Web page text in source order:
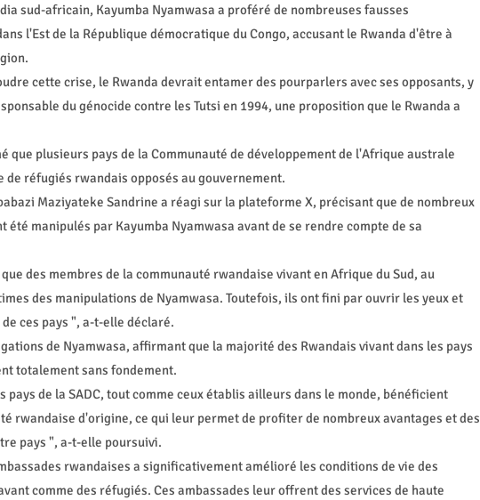
sud-africain, Kayumba Nyamwasa a proféré de nombreuses fausses
l'Est de la République démocratique du Congo, accusant le Rwanda d'être à
cette crise, le Rwanda devrait entamer des pourparlers avec ses opposants, y
du génocide contre les Tutsi en 1994, une proposition que le Rwanda a
que plusieurs pays de la Communauté de développement de l'Afrique australe
de réfugiés rwandais opposés au gouvernement.
Maziyateke Sandrine a réagi sur la plateforme X, précisant que de nombreux
été manipulés par Kayumba Nyamwasa avant de se rendre compte de sa
des membres de la communauté rwandaise vivant en Afrique du Sud, au
des manipulations de Nyamwasa. Toutefois, ils ont fini par ouvrir les yeux et
ces pays ", a-t-elle déclaré.
de Nyamwasa, affirmant que la majorité des Rwandais vivant dans les pays
totalement sans fondement.
pays de la SADC, tout comme ceux établis ailleurs dans le monde, bénéficient
rwandaise d'origine, ce qui leur permet de profiter de nombreux avantages et des
pays ", a-t-elle poursuivi.
rwandaises a significativement amélioré les conditions de vie des
comme des réfugiés. Ces ambassades leur offrent des services de haute